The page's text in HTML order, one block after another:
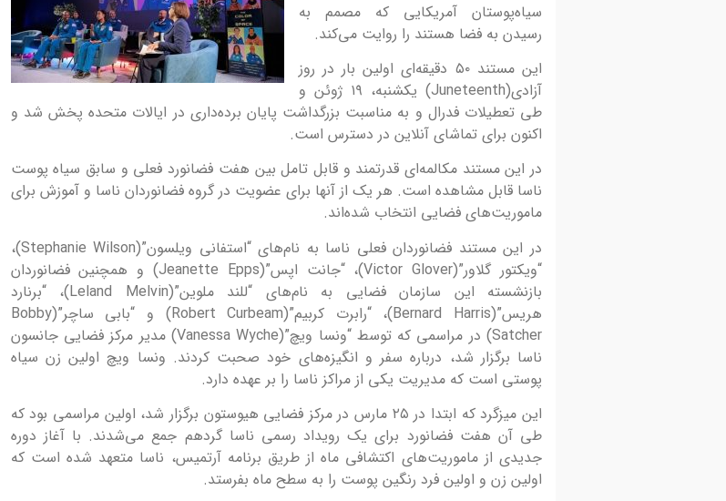
سیاه‌پوستان آمریکایی که مصمم به
رسیدن به فضا هستند را روایت می‌کند.
این مستند ۵۰ دقیقه‌ای اولین بار در روز
آزادی(Juneteenth) یکشنبه، ۱۹ ژوئن و
طی تعطیلات فدرال و به مناسبت بزرگداشت پایان برده‌داری در ایالات متحده پخش شد و
اکنون برای تماشای آنلاین در دسترس است.
در این مستند مکالمه‌ای قدرتمند و قابل تامل بین هفت فضانورد فعلی و سابق سیاه پوست
ناسا قابل مشاهده است. هر یک از آنها برای عضویت در گروه فضانوردان ناسا و آموزش برای
ماموریت‌های فضایی انتخاب شده‌اند.
در این مستند فضانوردان فعلی ناسا به نام‌های “استفانی ویلسون”(Stephanie Wilson)،
“ویکتور گلاور”(Victor Glover)، “جانت اپس”(Jeanette Epps) و همچنین فضانوردان
بازنشسته این سازمان فضایی به نام‌های “للند ملوین”(Leland Melvin)، “برنارد
هریس”(Bernard Harris)، “رابرت کربیم”(Robert Curbeam) و “بابی ساچر”(Bobby
Satcher) در مراسمی که توسط “ونسا ویچ”(Vanessa Wyche) مدیر مرکز فضایی جانسون
ناسا برگزار شد، درباره سفر و انگیزه‌های خود صحبت کردند. ونسا ویچ اولین زن سیاه
پوستی است که مدیریت یکی از مراکز ناسا را بر عهده دارد.
این میزگرد که ابتدا در ۲۵ مارس در مرکز فضایی هیوستون برگزار شد، اولین مراسمی بود که
طی آن هفت فضانورد برای یک رویداد رسمی ناسا گردهم جمع می‌شدند. با آغاز دوره
جدیدی از ماموریت‌های اکتشافی ماه از طریق برنامه آرتمیس، ناسا متعهد شده است که
اولین زن و اولین فرد رنگین پوست را به سطح ماه بفرستد.
معاونت فرهنگی اجتماعی و گردشگری منطقه آزاد ارس با
همکاری انجمن فیلم و عکس ارس برگزار میکند. کارگاه
فراخوان برگزاری اولین تور آشناسازی هنرمندان عکاسی با
ظرفیت‌های ژئوپارک جهانی یونسکو ارس و عکاسی از
ژئوسایت‌ها ژئوپارک جهانی یونسکو...
20 تیر 1405
فراخوان برگزاری اولین اینفوتور
هنرمندان عکاسی
فراخوان برگزاری اولین تور آشناسازی هنرمندان عکاسی با
ظرفیت‌های ژئوپارک جهانی یونسکو ارس و عکاسی از
20 تیر 1405
اولین دوره مسابقه عکس ژئوپارک ارس
-شایسته تقدیر بخش طبیعت و حیات
وحش-عکاس : امین بهجت